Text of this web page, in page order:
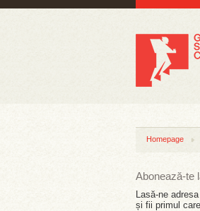
Homepage
Abonează-te
Lasă-ne
și fii primul